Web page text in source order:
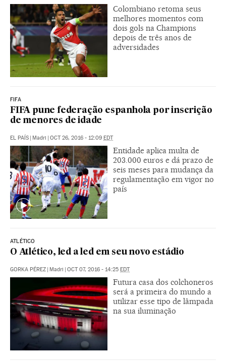
Colombiano retoma seus
melhores momentos com
dois gols na Champions
depois de três anos de
adversidades
FIFA
FIFA pune federação espanhola por inscrição
de menores de idade
EL PAÍS | Madri | OCT 26, 2016 - 12:09 EDT
Entidade aplica multa de
203.000 euros e dá prazo de
seis meses para mudança da
regulamentação em vigor no
país
ATLÉTICO
O Atlético, led a led em seu novo estádio
GORKA PÉREZ | Madri | OCT 07, 2016 - 14:25 EDT
Futura casa dos colchoneros
será a primeira do mundo a
utilizar esse tipo de lâmpada
na sua iluminação